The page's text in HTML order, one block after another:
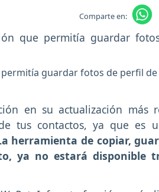
Comparte en:
guardar fotos de perfil
en su actualización más
tus contactos, ya que es
herramienta de copiar,
ya no estará disponible